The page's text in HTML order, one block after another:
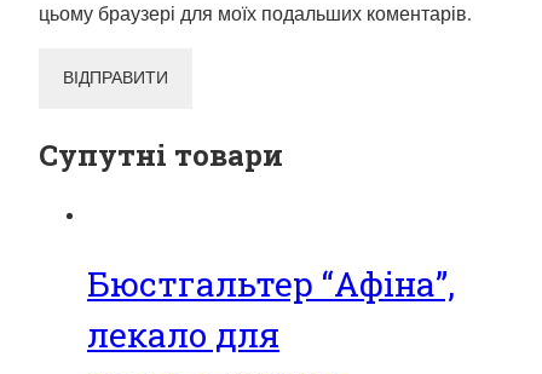
цьому браузері для моїх подальших коментарів.
Супутні товари
Бюстгальтер “Афіна”,
лекало для